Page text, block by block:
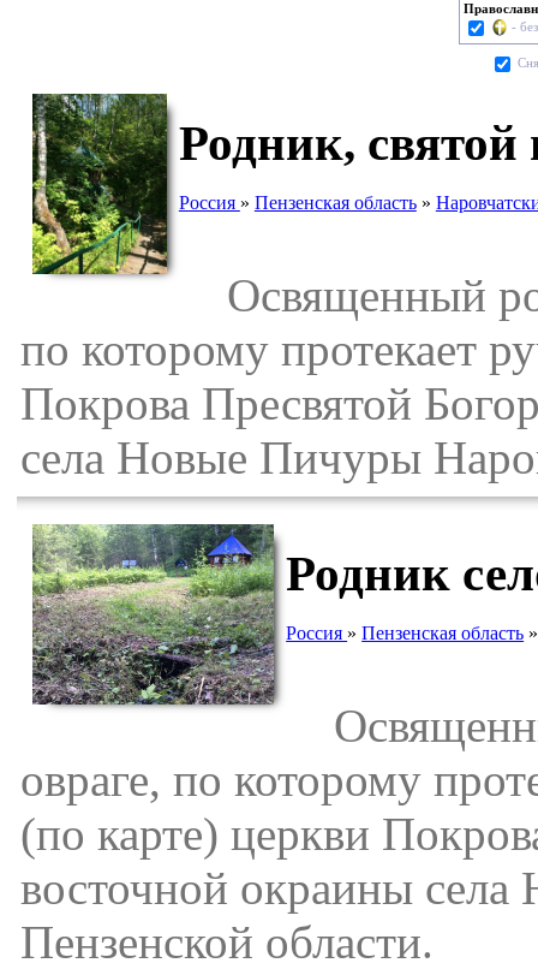
-
Родник,
Россия » Пензенская область»
Освященный
по которому протекает
Покрова Пресвятой
села Новые Пичуры
Родник
Россия »Пензенская область
овраге, по которому
(по карте) церкви
восточной окраины
Пензенской области.